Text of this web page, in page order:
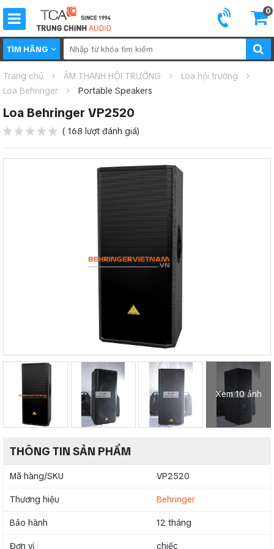
0
TÌM HÃNG
Trang chủ ÂM THANH HỘI TRƯỜNG
Loa hội trường
Loa Behringer
Portable Speakers
Loa Behringer VP2520
( 168 lượt đánh giá)
Xem 10 ảnh
THÔNG TIN SẢN PHẨM
Mã hàng/SKU VP2520
Thương hiệu Behringer
Bảo hành 12 tháng
Đơn vị chiếc